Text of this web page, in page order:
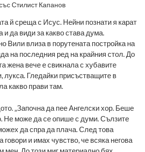
Стилист Капанов
й среща с Исус. Нейни познати я карат
и да види за какво става дума.
Вили влиза в порутената постройка на
на последния ред на крайния стол. До
жена вече е свикнала с хубавите
лукса. Гледайки присъстващите в
какво прави там.
„Започна да пее Ангелски хор. Беше
Не може да се опише с думи. Сълзите
да спра да плача. След това
говори и имах чувство, че всяка негова